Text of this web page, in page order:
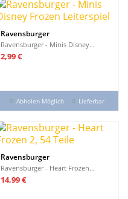
Ravensburger
Ravensburger - Minis Disney...
Preis
2,99 €
Abholen Möglich Lieferbar
Ravensburger
Ravensburger - Heart Frozen...
Preis
14,99 €